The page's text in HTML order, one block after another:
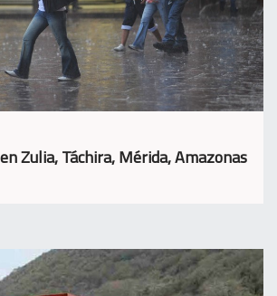
Zulia, Táchira, Mérida, Amazonas